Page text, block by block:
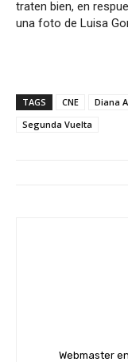
traten bien, en
una foto de Luisa
TAGS CNE Diana
Segunda Vuelta
Webmaster